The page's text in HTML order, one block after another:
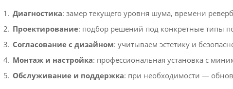
Диагностика: замер текущего уровня шума, времени
Проектирование: подбор решений под конкретные типы
Согласование с дизайном: учитываем эстетику и
Монтаж и настройка: профессиональная установка с
Обслуживание и поддержка: при необходимости —